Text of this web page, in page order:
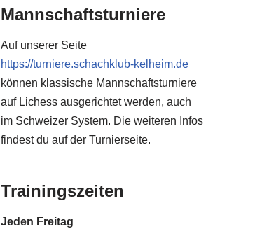
Mannschaftsturniere
Auf unserer Seite
https://turniere.schachklub-kelheim.de
können klassische Mannschaftsturniere
auf Lichess ausgerichtet werden, auch
im Schweizer System. Die weiteren Infos
findest du auf der Turnierseite.
Trainingszeiten
Jeden Freitag